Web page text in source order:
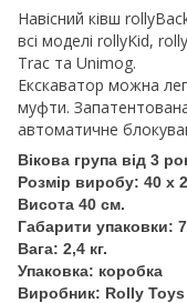
Навісний ківш
всі моделі rollyKid,
Trac та Unimog.
Екскаватор можна
муфти.
автоматичне
Вікова група від 3
Розмір виробу: 40 х
Висота 40 см.
Габарити упаковки:
Вага: 2,4 кг.
Упаковка: коробка
Виробник: Rolly Toys